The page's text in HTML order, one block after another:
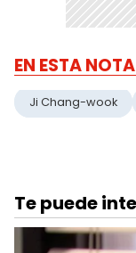
EN ESTA NOTA
Ji Chang-wook